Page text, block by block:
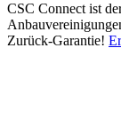
CSC Connect ist
Zurück-Garantie!